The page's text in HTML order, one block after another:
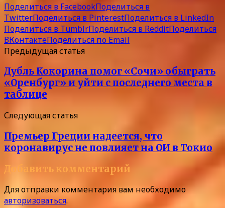
Поделиться в FacebookПоделиться в
TwitterПоделиться в PinterestПоделиться в LinkedIn
Поделиться в TumblrПоделиться в RedditПоделиться
ВКонтактеПоделиться по Email
Предыдущая статья
Дубль Кокорина помог «Сочи» обыграть
«Оренбург» и уйти с последнего места в
таблице
Следующая статья
Премьер Греции надеется, что
коронавирус не повлияет на ОИ в Токио
Добавить комментарий
Для отправки комментария вам необходимо
авторизоваться.